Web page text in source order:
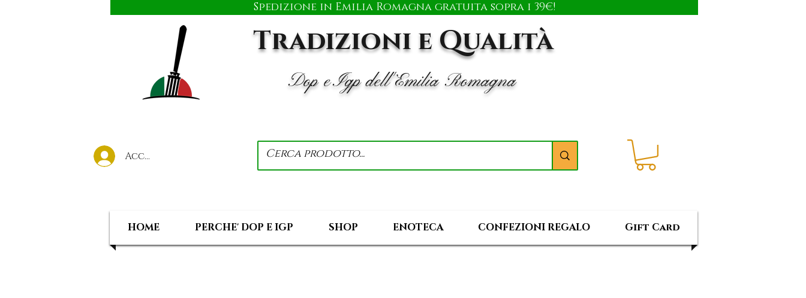
Spedizione in Emilia Romagna gratuita sopra i 39€!
Tradizioni e Qualità
Dop e Igp dell'Emilia Romagna
Accedi al tuo account
HOME PERCHE' DOP E IGP SHOP ENOTECA CONFEZIONI REGALO Gift Card